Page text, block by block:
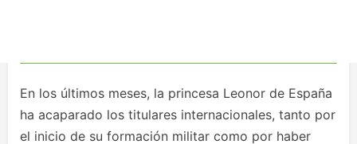
En los últimos meses, la princesa Leonor de España
ha acaparado los titulares internacionales, tanto por
el inicio de su formación militar como por haber